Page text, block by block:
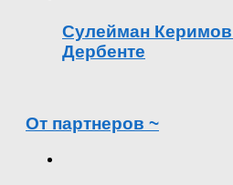
Сулейман
Дербенте
От партнеров ~